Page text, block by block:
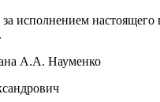
исполнением настоящего
А.А. Науменко